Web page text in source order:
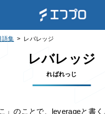
語集 レバレッジ
レバレッジ
ればれっじ
」のことで、leverageと書